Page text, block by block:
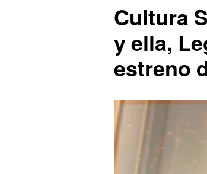
Cultura
y ella,
estreno